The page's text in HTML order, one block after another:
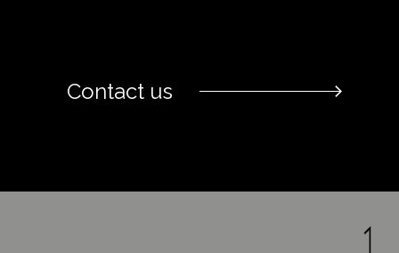
Contact us